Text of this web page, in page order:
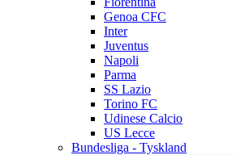
Genoa CFC
Inter
Juventus
Napoli
Parma
SS Lazio
Torino FC
Udinese Calcio
US Lecce
Bundesliga - Tyskland